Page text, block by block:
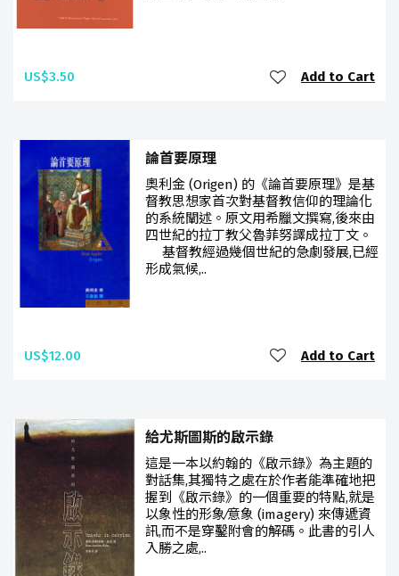
US$3.50 Add to Cart
論首要原理
奧利金 (Origen) 的《論首要原理》是基
督教思想家首次對基督教信仰的理論化
的系統闡述。原文用希臘文撰寫,後來由
四世紀的拉丁教父魯菲努譯成拉丁文。
基督教經過幾個世紀的急劇發展,已經
形成氣候,..
US$12.00 Add to Cart
給尤斯圖斯的啟示錄
這是一本以約翰的《啟示錄》為主題的
對話集,其獨特之處在於作者能準確地把
握到《啟示錄》的一個重要的特點,就是
以象性的形象∕意象 (imagery) 來傳遞資
訊,而不是穿鑿附會的解碼。此書的引人
入勝之處,..